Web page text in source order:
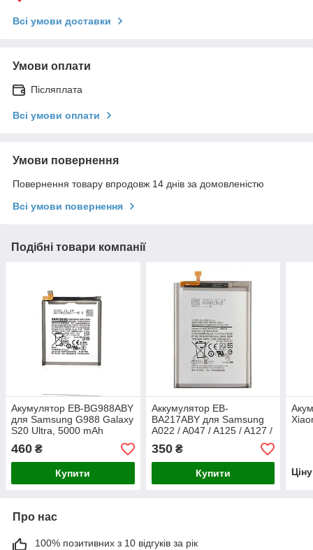
Всі умови доставки
Умови оплати
Післяплата
Всі умови оплати
Умови повернення
Повернення товару впродовж 14 днів за домовленістю
Всі умови повернення
Подібні товари компанії
Акумулятор EB-BG988ABY
для Samsung G988 Galaxy
S20 Ultra, 5000 mAh
460 ₴
Купити
Аккумулятор EB-
BA217ABY для Samsung
A022 / A047 / A125 / A127 /
A135 / A137 / A217 / M127,
5000 мАч
350₴
Купити
Про нас
100% позитивних з 10 відгуків за рік